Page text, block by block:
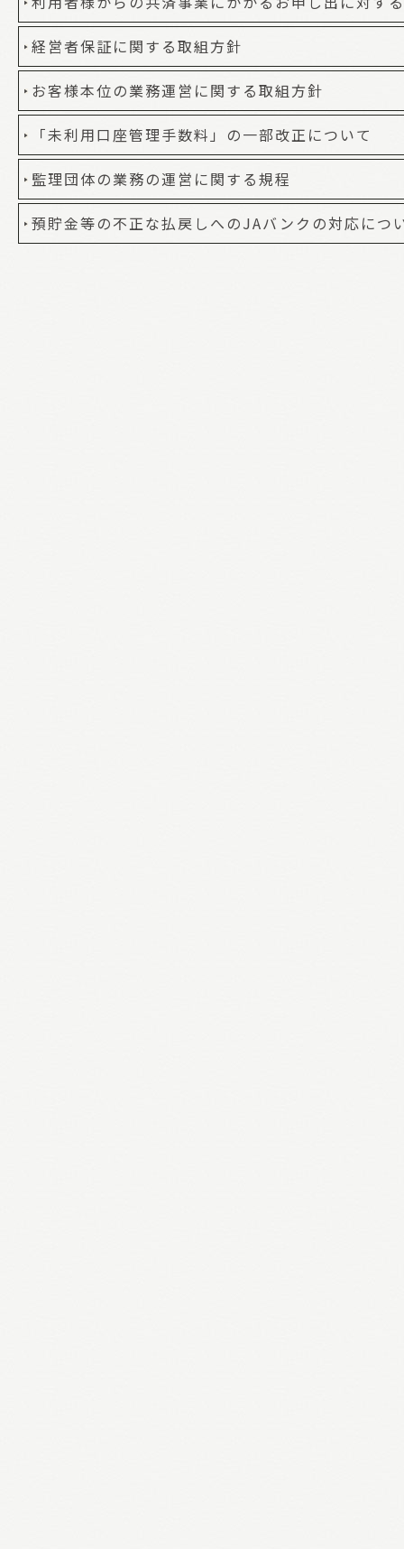
経営者保証に関する取組方針
お客様本位の業務運営に関する取組方針
「未利用口座管理手数料」の一部改正について
監理団体の業務の運営に関する規程
預貯金等の不正な払戻しへのJAバンクの対応につ